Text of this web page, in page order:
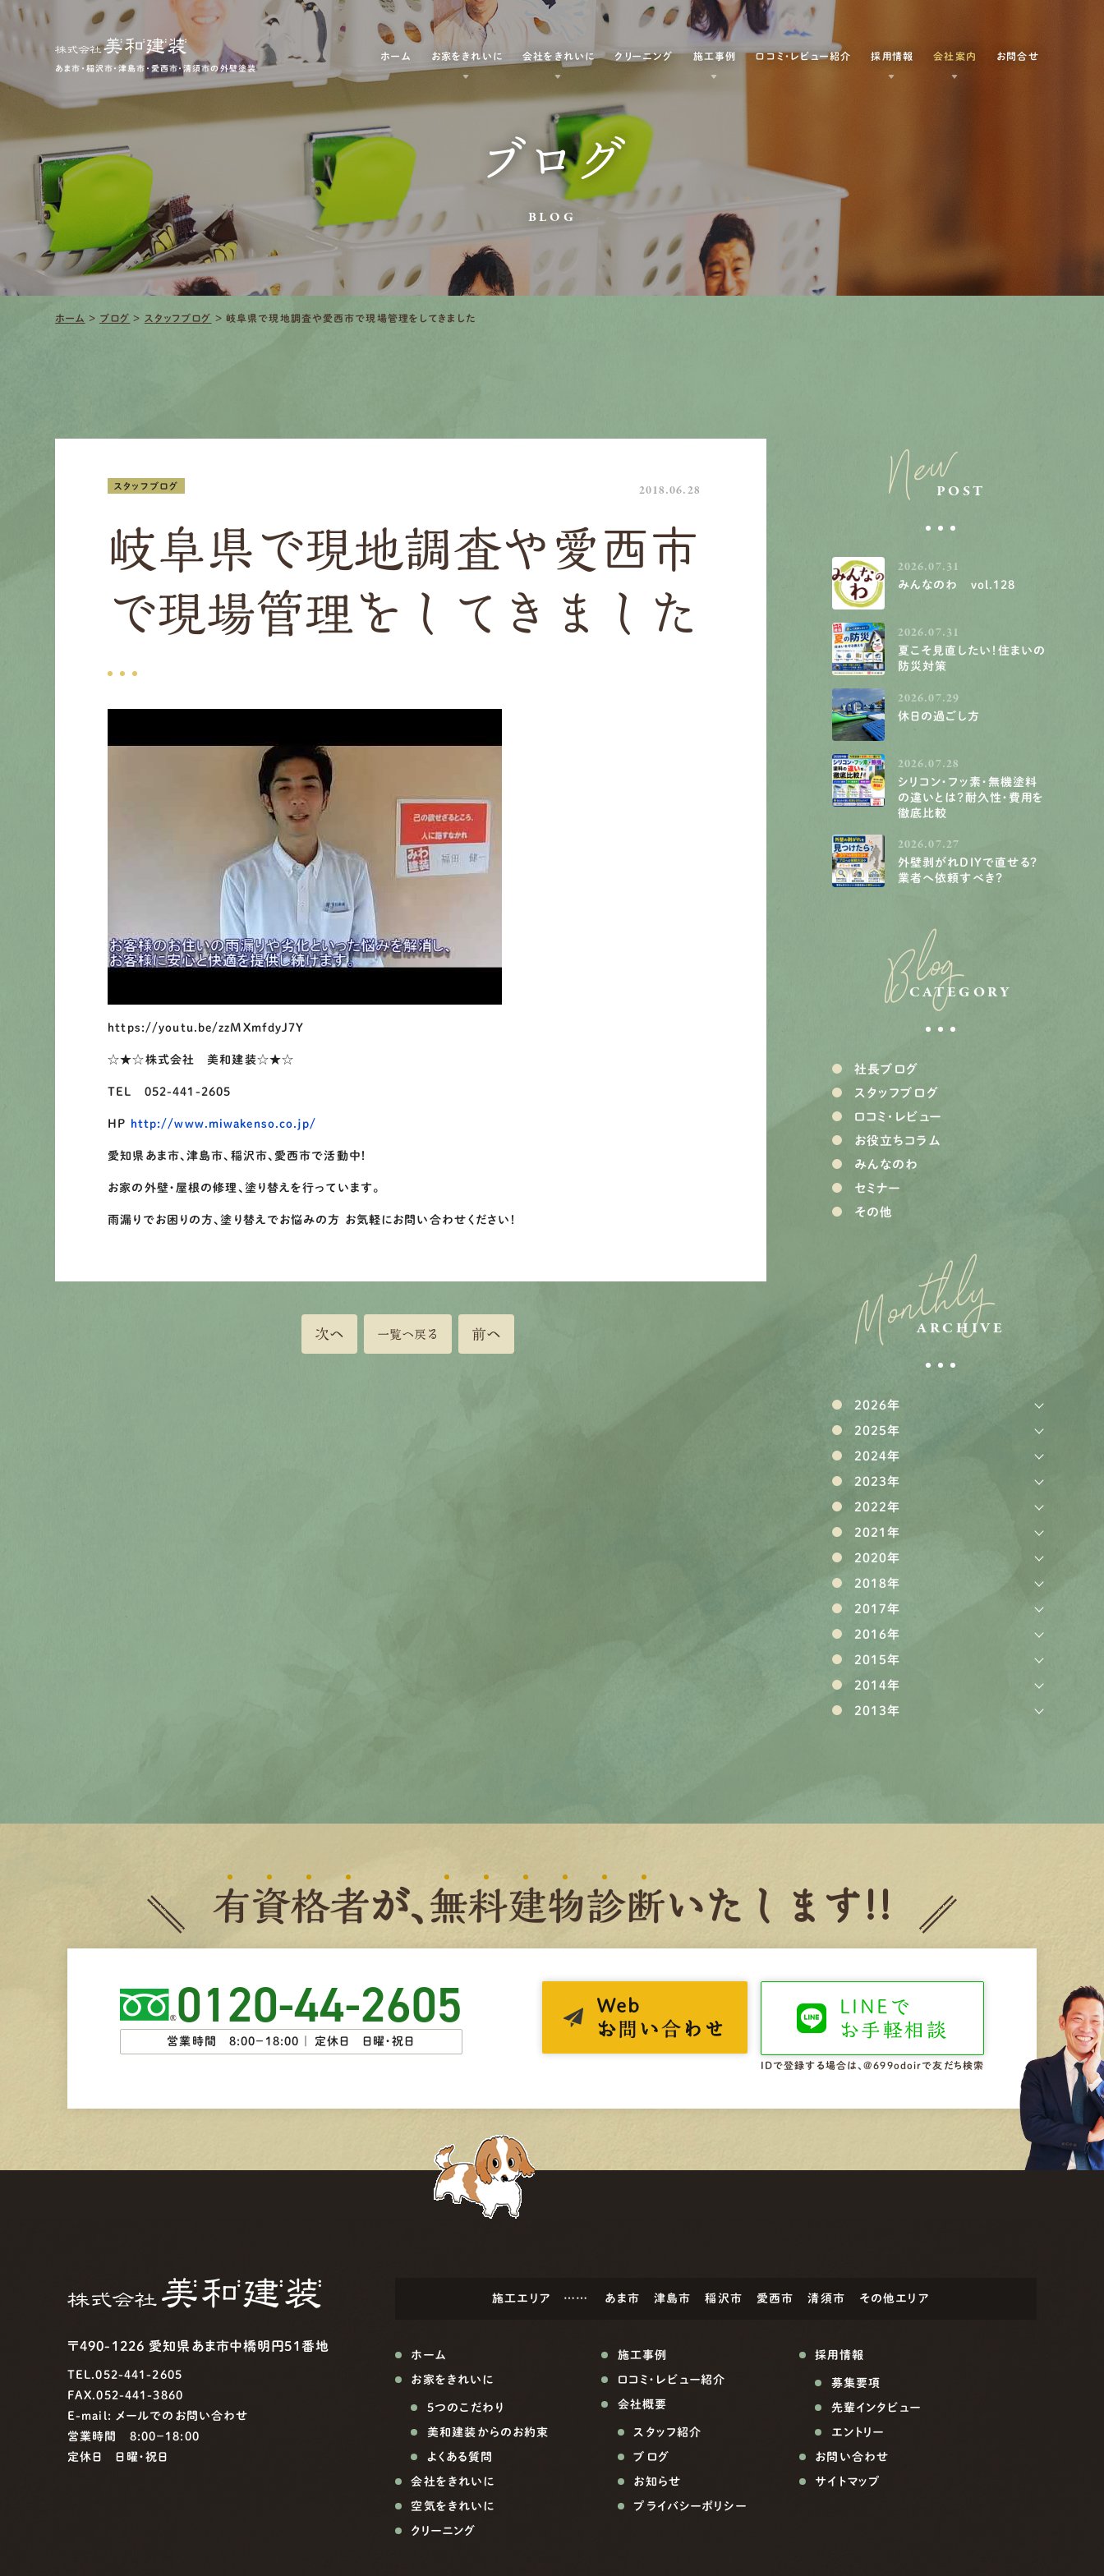
あま市・稲沢市・津島市・愛西市・清須市の外壁塗装
ホーム お家をきれいに 会社をきれいに クリーニング 施工事例 口コミ・レビュー紹介 採用情報 会社案内 お問合せ
ブログ
BLOG
ホーム > ブログ > スタッフブログ > 岐阜県で現地調査や愛西市で現場管理をしてきました
スタッフブログ 2018.06.28
岐阜県で現地調査や愛西市
で現場管理をしてきました
https://youtu.be/zzMXmfdyJ7Y
☆★☆株式会社 美和建装☆★☆
TEL 052-441-2605
HP http://www.miwakenso.co.jp/
愛知県あま市、津島市、稲沢市、愛西市で活動中！
お家の外壁・屋根の修理、塗り替えを行っています。
雨漏りでお困りの方、塗り替えでお悩みの方 お気軽にお問い合わせください！
次へ 一覧へ戻る 前へ
NewPOST
2026.07.31
みんなのわ vol.128
2026.07.31
夏こそ見直したい！住まいの
防災対策
2026.07.29
休日の過ごし方
2026.07.28
シリコン・フッ素・無機塗料
の違いとは？耐久性・費用を
徹底比較
2026.07.27
外壁剥がれDIYで直せる？
業者へ依頼すべき？
Blog
CATEGORY
社長ブログ
スタッフブログ
口コミ・レビュー
お役立ちコラム
みんなのわ
セミナー
その他
Monthly
ARCHIVE
2026年
2025年
2024年
2023年
2022年
2021年
2020年
2018年
2017年
2016年
2015年
2014年
2013年
有資格者が、 無料建物診断いたします!!
0120-44-2605
営業時間 8:00−18:00 ｜ 定休日 日曜・祝日
Web
お問い合わせ
LINEで
お手軽相談
IDで登録する場合は、@699odoirで友だち検索
〒490-1226 愛知県あま市中橋明円51番地
TEL.052-441-2605
FAX.052-441-3860
E-mail: メールでのお問い合わせ
営業時間 8:00−18:00
定休日 日曜・祝日
施工エリア …… あま市 津島市 稲沢市 愛西市 清須市 その他エリア
ホーム
お家をきれいに
5つのこだわり
美和建装からのお約束
よくある質問
会社をきれいに
空気をきれいに
クリーニング
施工事例
口コミ・レビュー紹介
会社概要
スタッフ紹介
ブログ
お知らせ
プライバシーポリシー
採用情報
募集要項
先輩インタビュー
エントリー
お問い合わせ
サイトマップ